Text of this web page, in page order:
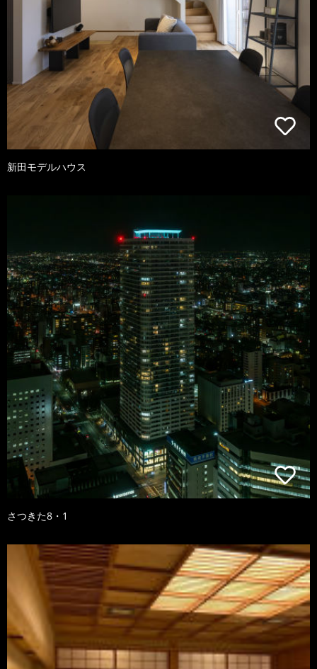
新田モデルハウス
さつきた8・1